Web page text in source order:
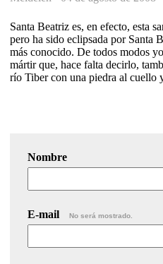
Santa Beatriz es, en efecto, esta
pero ha sido eclipsada por Santa
más conocido. De todos modos
mártir que, hace falta decirlo,
río Tiber con una piedra al cuello
Nombre
E-mail No será mostrado.